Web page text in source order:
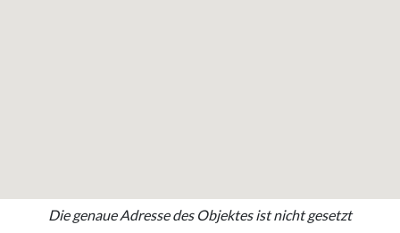
Die genaue Adresse des Objektes ist nicht gesetzt